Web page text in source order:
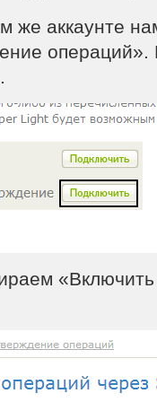
же аккаунте